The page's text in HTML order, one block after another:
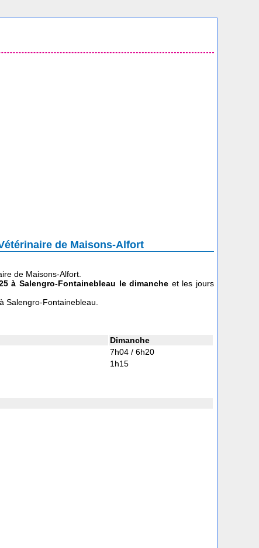
de Maisons-Alfort
de Maisons-Alfort.
à Salengro-Fontainebleau le dimanche et les jours
Salengro-Fontainebleau.
Dimanche
7h04 / 6h20
1h15